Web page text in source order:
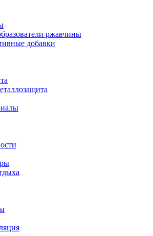
ржавчины
добавки